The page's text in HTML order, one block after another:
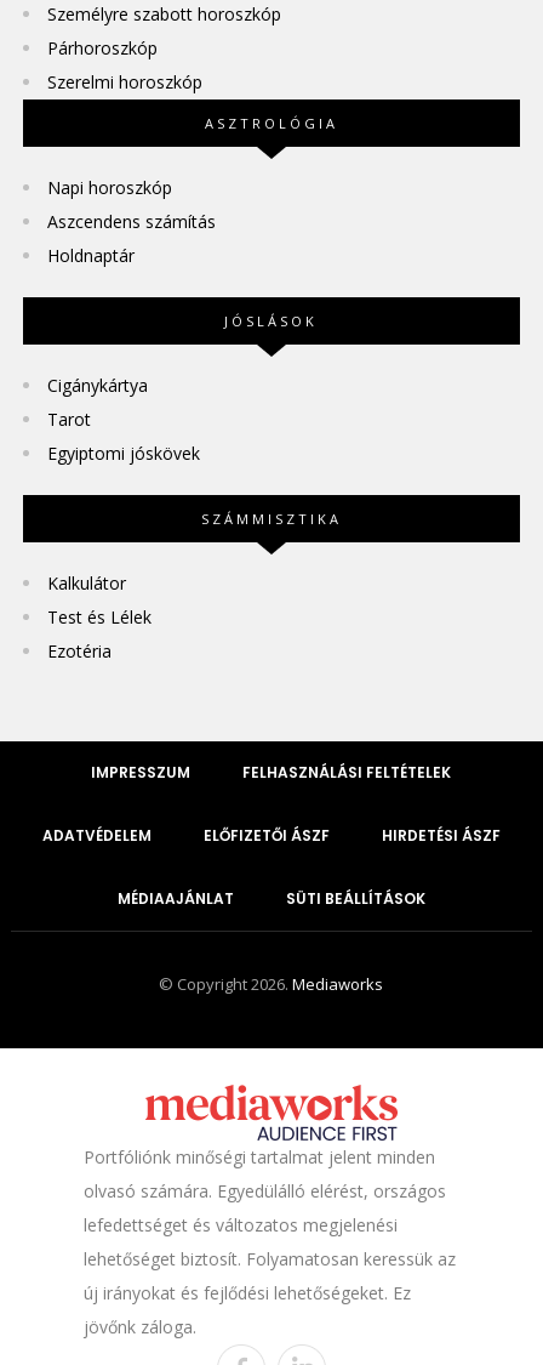
Személyre szabott horoszkóp
Párhoroszkóp
Szerelmi horoszkóp
ASZTROLÓGIA
Napi horoszkóp
Aszcendens számítás
Holdnaptár
JÓSLÁSOK
Cigánykártya
Tarot
Egyiptomi jóskövek
SZÁMMISZTIKA
Kalkulátor
Test és Lélek
Ezotéria
IMPRESSZUM FELHASZNÁLÁSI FELTÉTELEK
ADATVÉDELEM ELŐFIZETŐI ÁSZF HIRDETÉSI ÁSZF
MÉDIAAJÁNLAT SÜTI BEÁLLÍTÁSOK
© Copyright 2026.Mediaworks
Portfóliónk minőségi tartalmat jelent minden
olvasó számára. Egyedülálló elérést, országos
lefedettséget és változatos megjelenési
lehetőséget biztosít. Folyamatosan keressük az
új irányokat és fejlődési lehetőségeket. Ez
jövőnk záloga.